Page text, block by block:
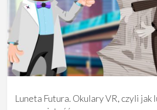
Luneta Futura. Okulary VR, czyli jak